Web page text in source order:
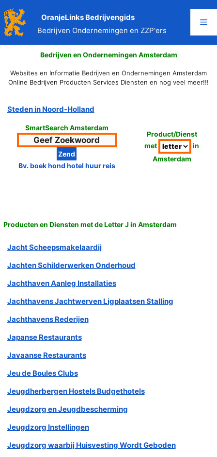
naar
de
inhoud
OranjeLinks Bedrijvengids
Bedrijven Ondernemingen en ZZP'ers
Bedrijven en Ondernemingen Amsterdam
Websites en Informatie Bedrijven en Ondernemingen Amsterdam
Online Bedrijven Producten Services Diensten en nog veel meer!!!
Steden in Noord-Holland
SmartSearch Amsterdam
Bv. boek hond hotel huur reis
Product/Dienst
met
in
Amsterdam
Producten en Diensten met de Letter J in Amsterdam
Jacht Scheepsmakelaardij
Jachten Schilderwerken Onderhoud
Jachthaven Aanleg Installaties
Jachthavens Jachtwerven Ligplaatsen Stalling
Jachthavens Rederijen
Japanse Restaurants
Javaanse Restaurants
Jeu de Boules Clubs
Jeugdherbergen Hostels Budgethotels
Jeugdzorg en Jeugdbescherming
Jeugdzorg Instellingen
Jeugdzorg waarbij Huisvesting Wordt Geboden